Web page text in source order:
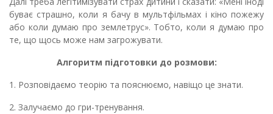
буває страшно, коли я бачу в мультфільмах і кіно пожежу
або коли думаю про землетрус». Тобто, коли я думаю про
те, що щось може нам загрожувати.
Алгоритм підготовки до розмови:
1. Розповідаємо теорію та пояснюємо, навіщо це знати.
2. Залучаємо до гри-тренування.